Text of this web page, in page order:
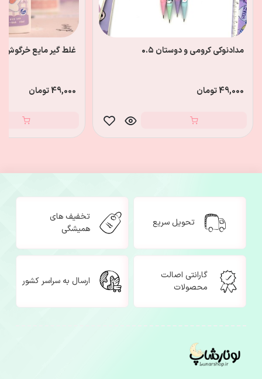
مدادنوکی کرومی و دوستان ۰.۵
49,000 تومان
غلط گیر مایع خرگوش
49,000 تومان
تحویل سریع
تخفیف های
همیشگی
گارانتی اصالت
محصولات
ارسال به سراسر کشور